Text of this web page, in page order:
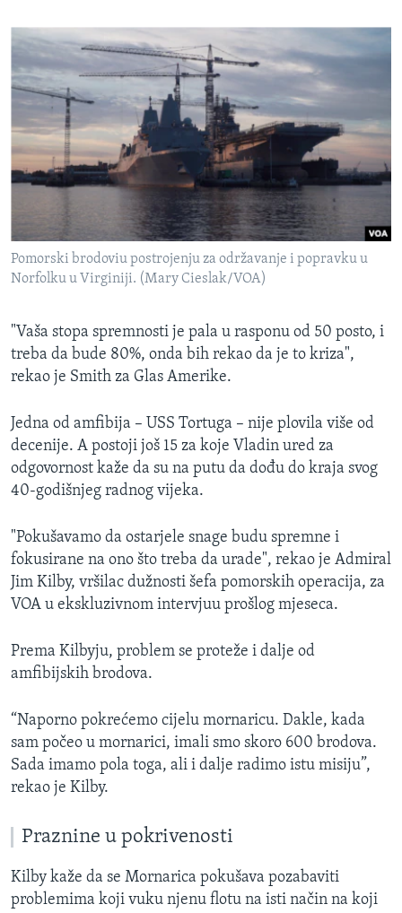
Pomorski brodoviu postrojenju za održavanje i popravku u
Norfolku u Virginiji. (Mary Cieslak/VOA)
"Vaša stopa spremnosti je pala u rasponu od 50 posto, i
treba da bude 80%, onda bih rekao da je to kriza",
rekao je Smith za Glas Amerike.
Jedna od amfibija – USS Tortuga – nije plovila više od
decenije. A postoji još 15 za koje Vladin ured za
odgovornost kaže da su na putu da dođu do kraja svog
40-godišnjeg radnog vijeka.
"Pokušavamo da ostarjele snage budu spremne i
fokusirane na ono što treba da urade", rekao je Admiral
Jim Kilby, vršilac dužnosti šefa pomorskih operacija, za
VOA u ekskluzivnom intervjuu prošlog mjeseca.
Prema Kilbyju, problem se proteže i dalje od
amfibijskih brodova.
“Naporno pokrećemo cijelu mornaricu. Dakle, kada
sam počeo u mornarici, imali smo skoro 600 brodova.
Sada imamo pola toga, ali i dalje radimo istu misiju”,
rekao je Kilby.
Praznine u pokrivenosti
Kilby kaže da se Mornarica pokušava pozabaviti
problemima koji vuku njenu flotu na isti način na koji